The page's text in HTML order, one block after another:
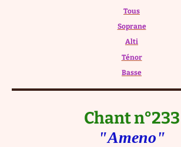
Tous
Soprane
Alti
Ténor
Basse
Chant n°233
"Ameno"